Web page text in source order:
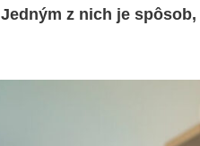
Jedným z nich je